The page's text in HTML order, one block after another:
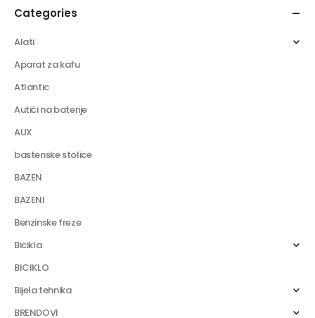
Categories
Alati
Aparat za kafu
Atlantic
Autići na baterije
AUX
bastenske stolice
BAZEN
BAZENI
Benzinske freze
Bicikla
BICIKLO
Bijela tehnika
BRENDOVI